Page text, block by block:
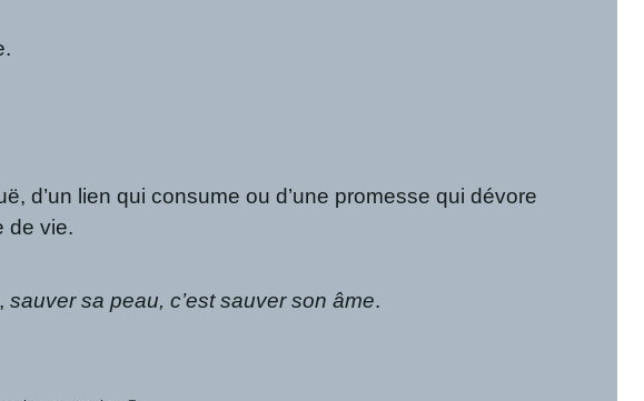
d’un lien qui consume ou d’une promesse qui dévore
de vie.
sauver sa peau, c’est sauver son âme.